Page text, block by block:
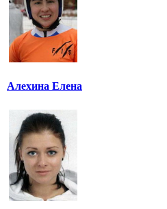
Алехина Елена